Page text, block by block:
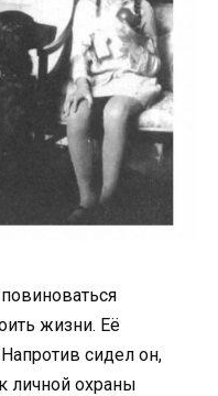
жизни. Её
сидел он,
личной охраны